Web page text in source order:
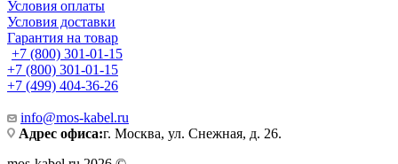
Условия оплаты
Условия доставки
Гарантия на товар
+7 (800) 301-01-15
+7 (800) 301-01-15
+7 (499) 404-36-26
info@mos-kabel.ru
Адрес офиса:г. Москва, ул. Снежная, д. 26.